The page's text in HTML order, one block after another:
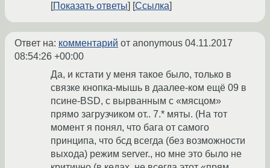
Показать ответы
Ссылка
Ответ на: комментарий от anonymous 04.11.2017
08:54:26 +00:00
Да, и кстати у меня такое было, только в
связке кнопка-мышь в даалее-ком ещё 09 в
псине-BSD, с вырванным с «мясцом»
прямо загрузчиком от.. 7.* мяты. (На тот
момент я понял, что бага от самого
принципа, что бсд всегда (без возможности
выхода) режим server., но мне это было не